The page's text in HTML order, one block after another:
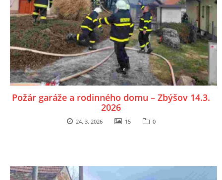
Požár garáže a rodinného domu – Zbýšov 14.3.
2026
24. 3. 2026 15 0